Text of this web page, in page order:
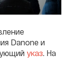
Danone и
указ . На